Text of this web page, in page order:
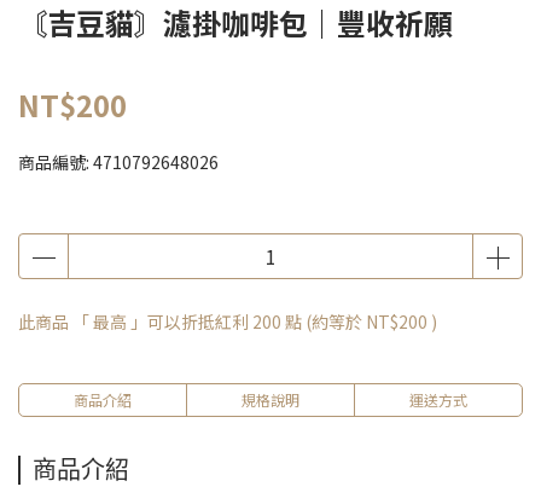
〘吉豆貓〙濾掛咖啡包｜豐收祈願
NT$200
商品編號: 4710792648026
此商品 「 最高 」可以折抵紅利 200 點 (約等於 NT$200 )
商品介紹 規格說明 運送方式
商品介紹